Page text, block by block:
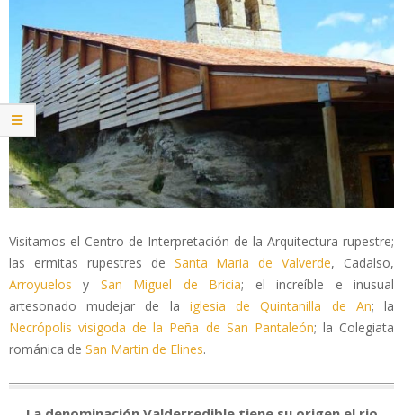
Visitamos el Centro de Interpretación de la Arquitectura rupestre;
las ermitas rupestres de Santa Maria de Valverde, Cadalso,
Arroyuelos y San Miguel de Bricia; el increíble e inusual
artesonado mudejar de la iglesia de Quintanilla de An; la
Necrópolis visigoda de la Peña de San Pantaleón; la Colegiata
románica de San Martin de Elines.